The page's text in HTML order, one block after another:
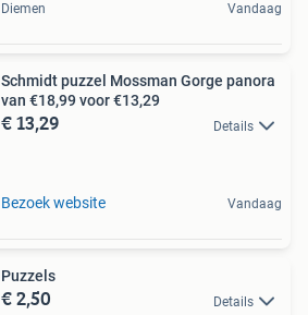
Diemen Vandaag
Schmidt puzzel Mossman Gorge panora
van €18,99 voor €13,29
€ 13,29 Details
Bezoek website Vandaag
Puzzels
€ 2,50 Details